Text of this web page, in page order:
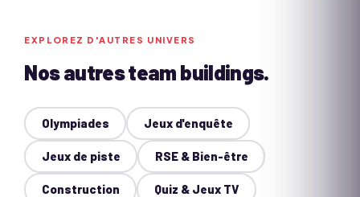
EXPLOREZ D'AUTRES UNIVERS
Nos autres team buildings.
Olympiades Jeux d'enquête
Jeux de piste RSE & Bien-être
Construction Quiz & Jeux TV